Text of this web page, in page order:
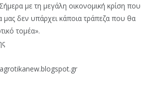
με τη μεγάλη οικονομική κρίση που
μας δεν υπάρχει κάποια τράπεζα που θα
τομέα».